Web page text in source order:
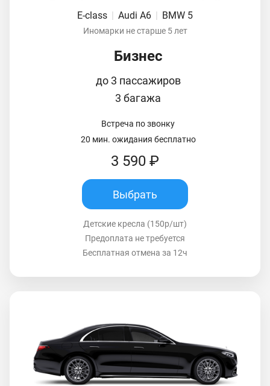
E-class | Audi A6 | BMW 5
Иномарки не старше 5 лет
Бизнес
до 3 пассажиров
3 багажа
Встреча по звонку
20 мин. ожидания бесплатно
3 590 ₽
Выбрать
Детские кресла (150р/шт)
Предоплата не требуется
Бесплатная отмена за 12ч